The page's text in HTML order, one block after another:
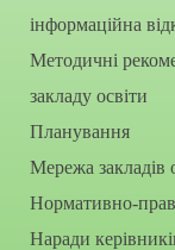
інформаційна
Методичні
закладу освіти
Планування
Мережа закладів
Нормативно-
Наради